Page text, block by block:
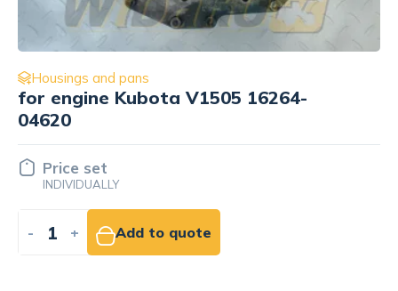
Housings and pans
for engine Kubota V2003
Price set
INDIVIDUALLY
- + Add to quote